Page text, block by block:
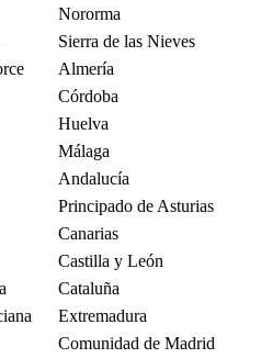
Nororma
Sierra de las Nieves
Almería
Córdoba
Huelva
Málaga
Andalucía
Principado de Asturias
Canarias
Castilla y León
Cataluña
Extremadura
Comunidad de Madrid